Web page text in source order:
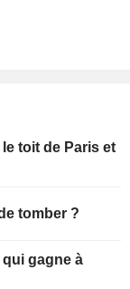
toit de Paris et
tomber ?
gagne à